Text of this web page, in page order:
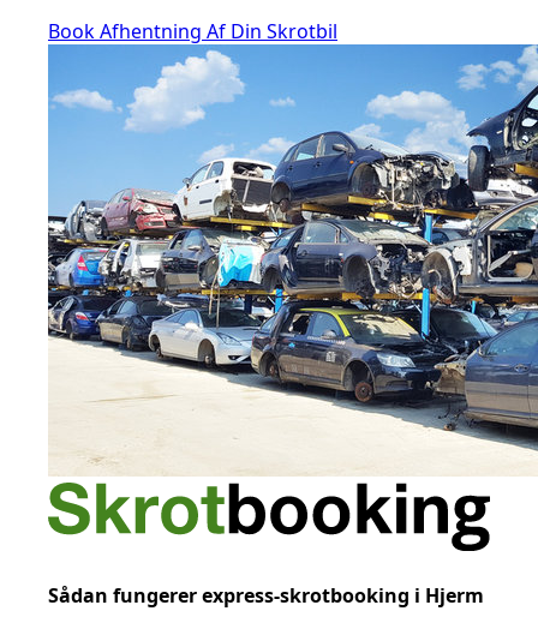
Book Afhentning Af Din Skrotbil
Sådan fungerer express-skrotbooking i Hjerm